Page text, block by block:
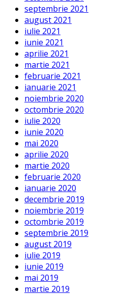
septembrie 2021
august 2021
iulie 2021
iunie 2021
aprilie 2021
martie 2021
februarie 2021
ianuarie 2021
noiembrie 2020
octombrie 2020
iulie 2020
iunie 2020
mai 2020
aprilie 2020
martie 2020
februarie 2020
ianuarie 2020
decembrie 2019
noiembrie 2019
octombrie 2019
septembrie 2019
august 2019
iulie 2019
iunie 2019
mai 2019
martie 2019